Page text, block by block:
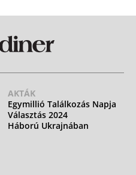
AKTÁK
Egymillió Találkozás Napja
Választás 2024
Háború Ukrajnában